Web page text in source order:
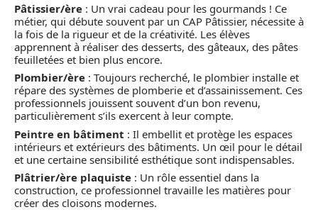
Pâtissier/ère : Un vrai cadeau pour les gourmands ! Ce
métier, qui débute souvent par un CAP Pâtissier, nécessite à
la fois de la rigueur et de la créativité. Les élèves
apprennent à réaliser des desserts, des gâteaux, des pâtes
feuilletées et bien plus encore.
Plombier/ère : Toujours recherché, le plombier installe et
répare des systèmes de plomberie et d’assainissement. Ces
professionnels jouissent souvent d’un bon revenu,
particulièrement s’ils exercent à leur compte.
Peintre en bâtiment : Il embellit et protège les espaces
intérieurs et extérieurs des bâtiments. Un œil pour le détail
et une certaine sensibilité esthétique sont indispensables.
Plâtrier/ère plaquiste : Un rôle essentiel dans la
construction, ce professionnel travaille les matières pour
créer des cloisons modernes.